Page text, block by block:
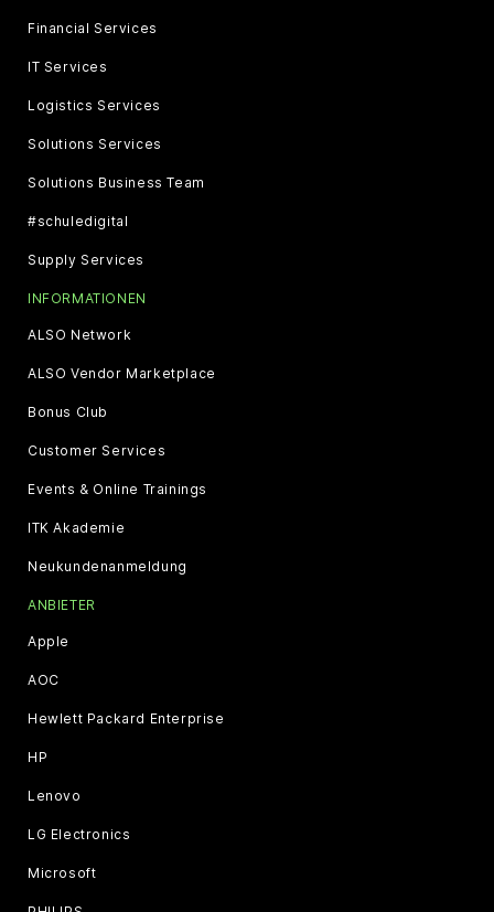
Financial Services
IT Services
Logistics Services
Solutions Services
Solutions Business Team
#schuledigital
Supply Services
INFORMATIONEN
ALSO Network
ALSO Vendor Marketplace
Bonus Club
Customer Services
Events & Online Trainings
ITK Akademie
Neukundenanmeldung
ANBIETER
Apple
AOC
Hewlett Packard Enterprise
HP
Lenovo
LG Electronics
Microsoft